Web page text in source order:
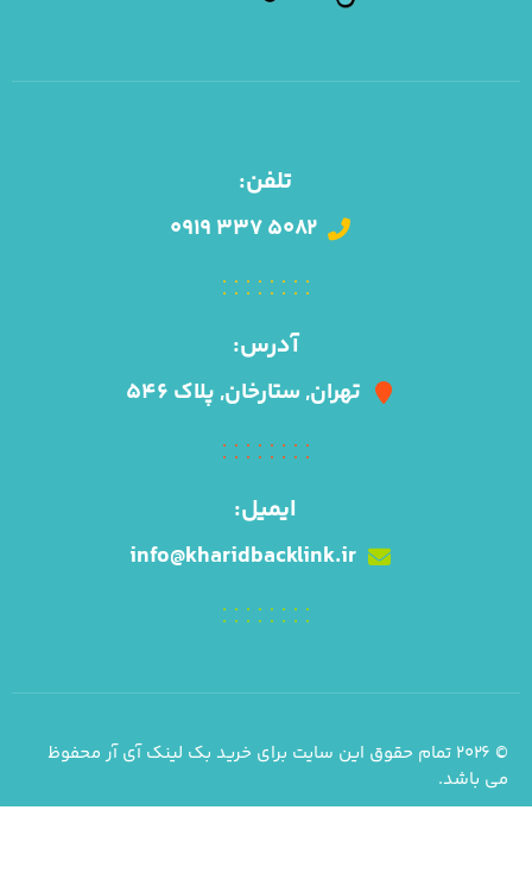
تلفن:
۰۹۱۹ ۳۳۷ ۵۰۸۲
آدرس:
تهران, ستارخان, پلاک ۵۴۶
ایمیل:
info@kharidbacklink.ir
© ۲۰۲۶ تمام حقوق این سایت برای خرید بک لینک آی آر محفوظ
می باشد.